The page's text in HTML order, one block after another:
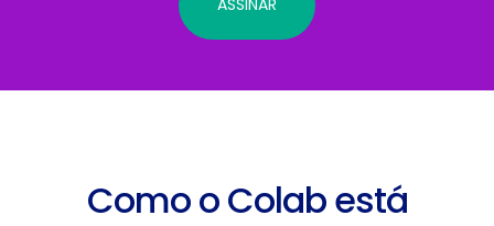
Como o Colab está